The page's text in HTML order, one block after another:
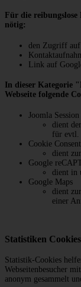
Für die
nötig:
den Zugriff auf
Link auf
In dieser Kategorie
Webseite folgende
Joomla
dient
für evtl.
Cookie
dient
Google
dient in
Google Maps
dient
einer
Statistiken Cookies
Statistik-Cookies
Webseitenbesucher
anonym gesammelt